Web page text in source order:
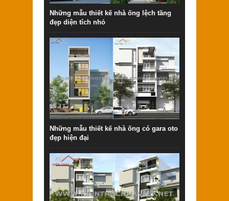
Những mẫu thiết kế nhà ống lệch tầng
đẹp diện tích nhỏ
Những mẫu thiết kế nhà ống có gara oto
đẹp hiện đại